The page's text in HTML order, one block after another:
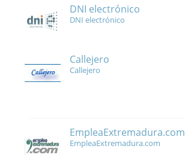
DNI electrónico
DNI electrónico
Callejero
Callejero
EmpleaExtremadura.com
EmpleaExtremadura.com